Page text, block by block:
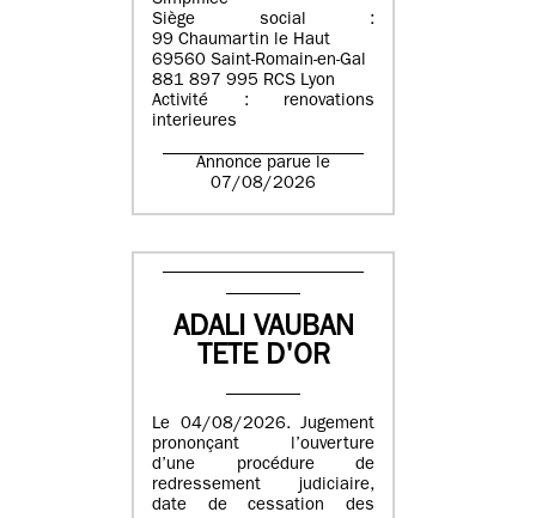
Siège social :
99 Chaumartin le Haut
69560 Saint-Romain-en-Gal
881 897 995 RCS Lyon
Activité : renovations
interieures
Annonce parue le
07/08/2026
ADALI VAUBAN
TETE D'OR
Le 04/08/2026. Jugement
prononçant l’ouverture
d’une procédure de
redressement judiciaire,
date de cessation des